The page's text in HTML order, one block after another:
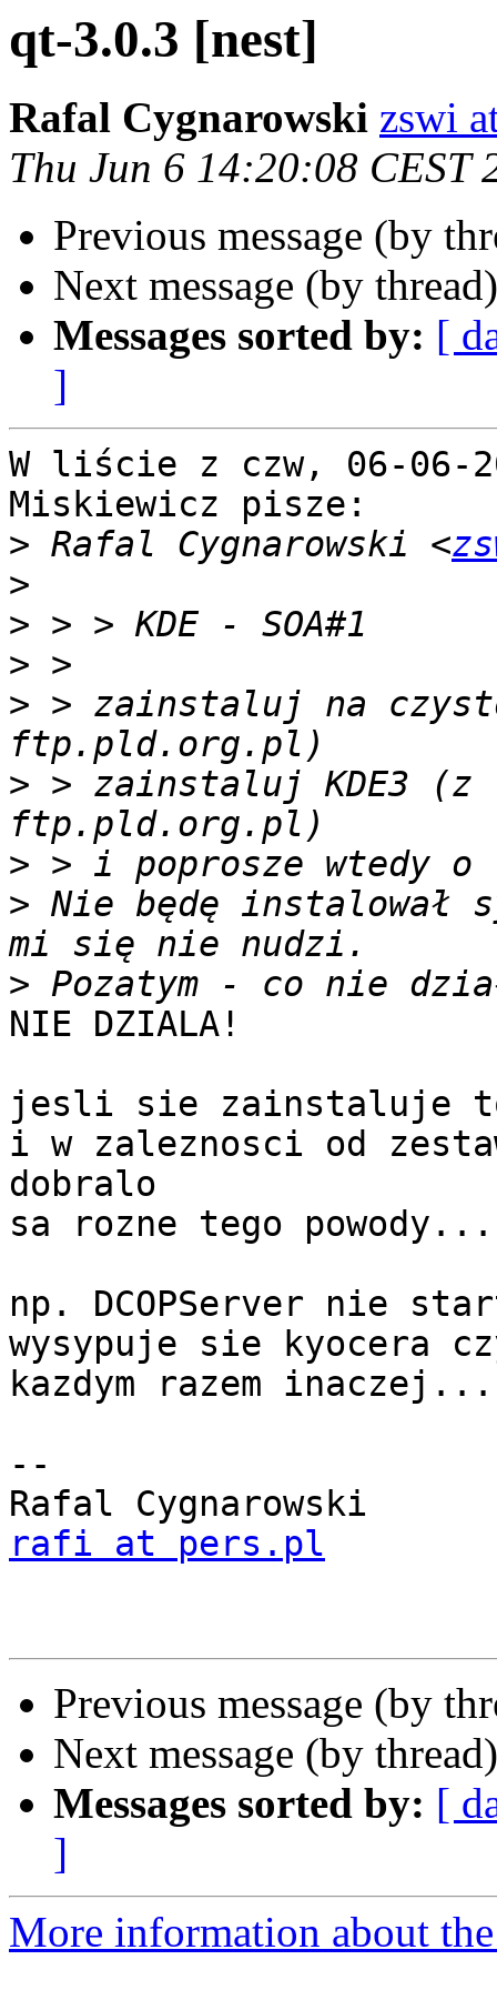
qt-3.0.3 [nest]
Rafal Cygnarowski zswi
Thu Jun 6 14:20:08 CEST
Previous message (by
Next message (by
Messages sorted by: [
]
W liście z czw, 06-06-
Miskiewicz pisze:
> Rafal Cygnarowski <
>
>
>
> > zainstaluj na
> > zainstaluj KDE3
>
> Nie będę instalował
>
NIE DZIALA!
jesli sie zainstaluje
i w zaleznosci od
dobralo
sa rozne tego powody...
np. DCOPServer nie
wysypuje sie kyocera
kazdym razem inaczej...
--
rafi at pers.pl
Previous message (by
Next message (by
Messages sorted by: [
]
More information about